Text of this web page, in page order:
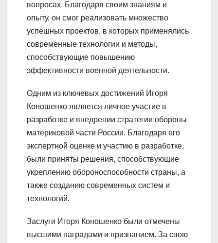
вопросах. Благодаря своим знаниям и
опыту, он смог реализовать множество
успешных проектов, в которых применялись
современные технологии и методы,
способствующие повышению
эффективности военной деятельности.
Одним из ключевых достижений Игоря
Коношенко является личное участие в
разработке и внедрении стратегии обороны
материковой части России. Благодаря его
экспертной оценке и участию в разработке,
были приняты решения, способствующие
укреплению обороноспособности страны, а
также созданию современных систем и
технологий.
Заслуги Игоря Коношенко были отмечены
высшими наградами и признанием. За свою